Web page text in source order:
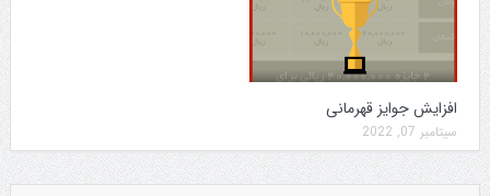
افزایش جوایز قهرمانی
سپتامبر 07, 2022